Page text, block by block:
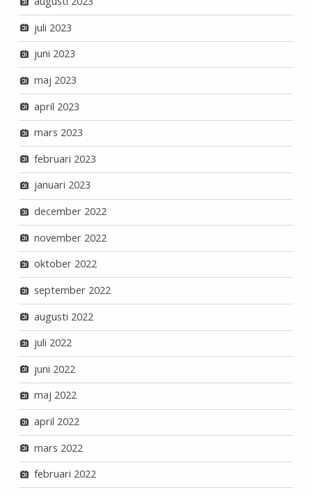
juli 2023
juni 2023
maj 2023
april 2023
mars 2023
februari 2023
januari 2023
december 2022
november 2022
oktober 2022
september 2022
augusti 2022
juli 2022
juni 2022
maj 2022
april 2022
mars 2022
februari 2022